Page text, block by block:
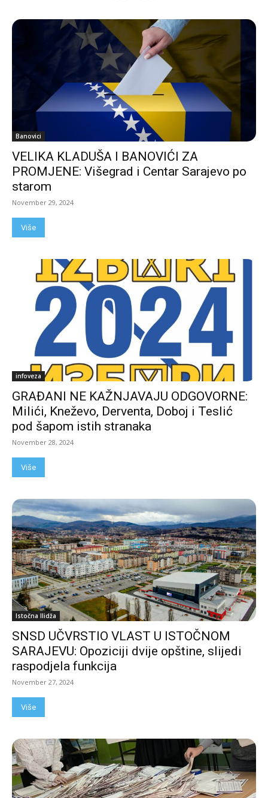
Banovici
VELIKA KLADUŠA I BANOVIĆI ZA
PROMJENE: Višegrad i Centar Sarajevo po
starom
November 29, 2024
Više
infoveza
GRAĐANI NE KAŽNJAVAJU ODGOVORNE:
Milići, Kneževo, Derventa, Doboj i Teslić
pod šapom istih stranaka
November 28, 2024
Više
Istočna Ilidža
SNSD UČVRSTIO VLAST U ISTOČNOM
SARAJEVU: Opoziciji dvije opštine, slijedi
raspodjela funkcija
November 27, 2024
Više